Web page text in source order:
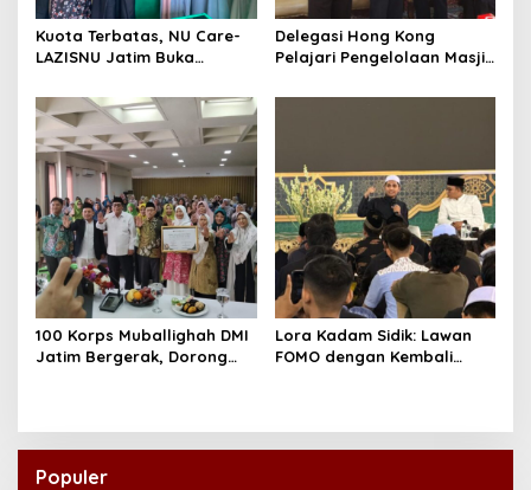
Kuota Terbatas, NU Care-
LAZISNU Jatim Buka
Delegasi Hong Kong
Pelajari Pengelolaan Masjid
100 Korps Muballighah DMI
Jatim Bergerak, Dorong
Lora Kadam Sidik: Lawan
FOMO dengan Kembali
Populer